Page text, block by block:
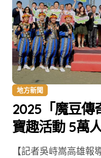
地方新聞
2025「魔豆傳
寶趣活動 5萬
採毛豆 盛況空
【記者吳峙嵩高雄